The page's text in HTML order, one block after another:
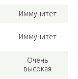
Иммунитет
Иммунитет
Очень
высокая